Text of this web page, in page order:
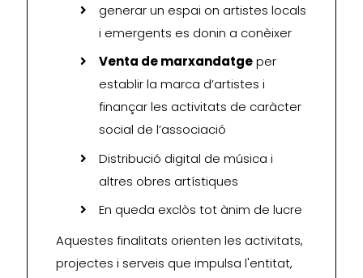
generar un espai on artistes locals
i emergents es donin a conèixer
Venta de marxandatgeper
establir la marca d’artistes i
finançar les activitats de caràcter
social de l’associació
Distribució digital de música i
altres obres artístiques
En queda exclòs tot ànim de lucre
Aquestes finalitats orienten les activitats,
projectes i serveis que impulsa l'entitat,